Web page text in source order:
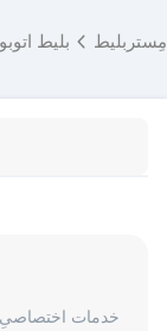
مِستربلیط بلیط
خدمات اختصاصیِ